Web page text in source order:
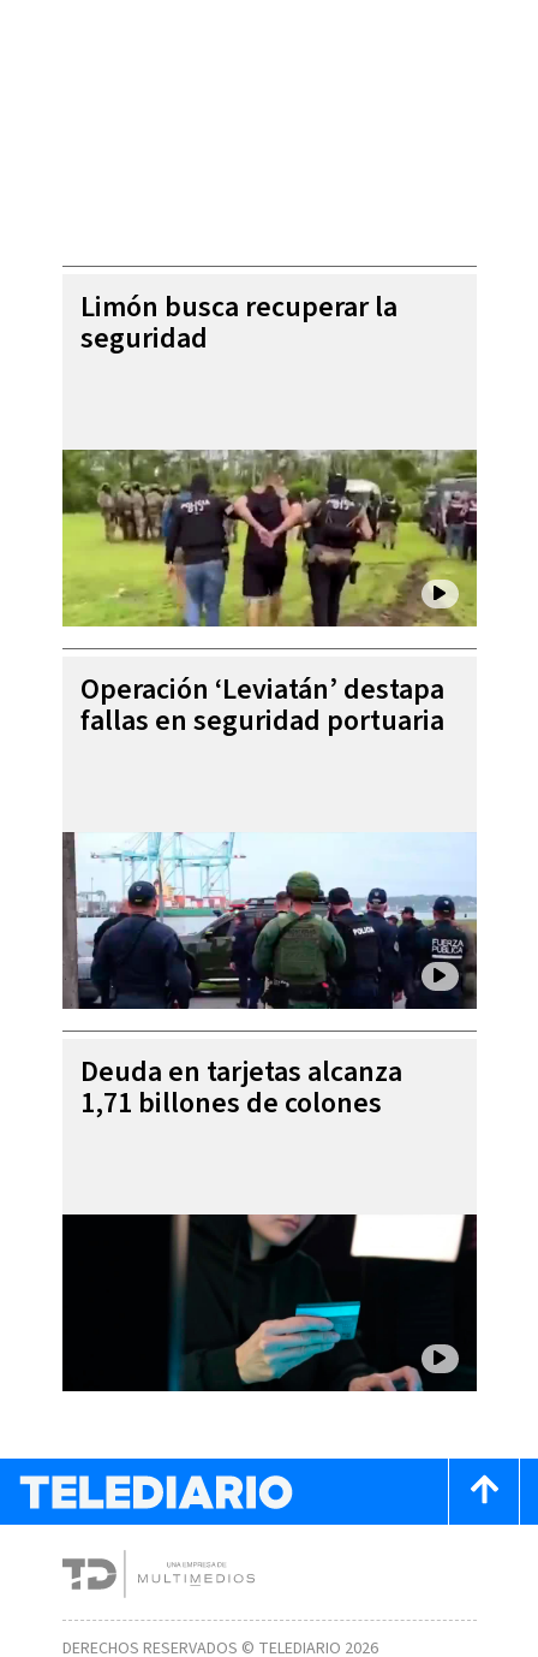
Limón busca recuperar la
seguridad
Operación ‘Leviatán’ destapa
fallas en seguridad portuaria
Deuda en tarjetas alcanza
1,71 billones de colones
DERECHOS RESERVADOS © TELEDIARIO 2026